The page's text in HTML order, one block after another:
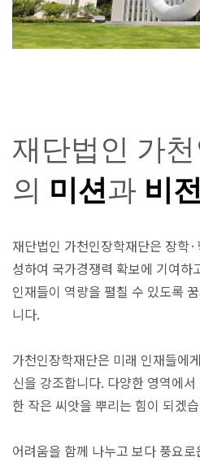
재단법인 가
의 미션과 비전
재단법인 가천인장학재단은 장학
성하여 국가경쟁력 확보에 기여하
인재들이 역량을 펼칠 수 있도록
니다.
가천인장학재단은 미래 인재들에
신을 강조합니다. 다양한 영역에
한 작은 씨앗을 뿌리는 힘이 되겠
어려움을 함께 나누고 보다 풍요